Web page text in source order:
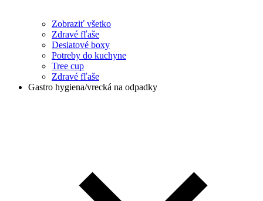
Zobraziť všetko
Zdravé fľaše
Desiatové boxy
Potreby do kuchyne
Tree cup
Zdravé fľaše
Gastro hygiena/vrecká na odpadky